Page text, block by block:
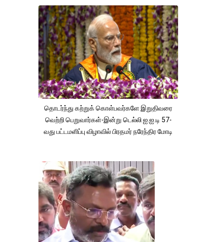
தொடர்ந்து கற்றுக் கொள்பவர்களே இறுதிவரை
வெற்றி பெறுவார்கள்-இன்று டெல்லி ஐ.ஐ.டி 57-
வது பட்டமளிப்பு விழாவில் பிரதமர் நரேந்திர மோடி